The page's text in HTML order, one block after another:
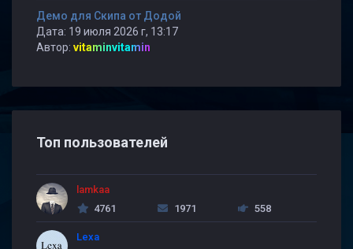
Демо для Скипа от Додой
Дата: 19 июля 2026 г, 13:17
Автор: vitaminvitamin
Топ пользователей
lamkaa
4761
1971 558
Lexa